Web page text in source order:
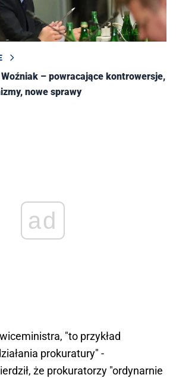
– powracające kontrowersje,
nowe sprawy
ad
"to przykład
prokuratury" -
że prokuratorzy "ordynarnie